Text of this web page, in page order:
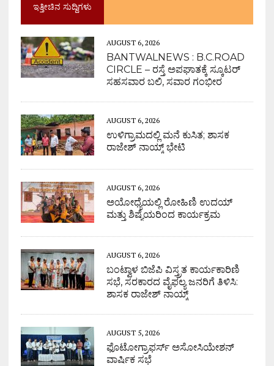
ಇತ್ತೀಚಿನ ಸುದ್ದಿಗಳು
AUGUST 6, 2026
BANTWALNEWS : B.C.ROAD
CIRCLE – ರಸ್ತೆ ಅಪಘಾತಕ್ಕೆ ಸ್ಕೂಟರ್
ಸಹಸವಾರ ಬಲಿ, ಸವಾರ ಗಂಭೀರ
AUGUST 6, 2026
ಉಳಿಗ್ರಾಮದಲ್ಲಿ ಮನೆ ಕುಸಿತ; ಶಾಸಕ
ರಾಜೇಶ್ ನಾಯ್ಕ್ ಭೇಟಿ
AUGUST 6, 2026
ಅಯೋಧ್ಯೆಯಲ್ಲಿ ರೋಹಿಣಿ ಉದಯ್
ಮತ್ತು ಶಿಷ್ಯೆಯರಿಂದ ಕಾರ್ಯಕ್ರಮ
AUGUST 6, 2026
ಬಂಟ್ವಾಳ ಬಿಜೆಪಿ ವಿಸ್ತ್ರತ ಕಾರ್ಯಕಾರಿಣಿ
ಸಭೆ, ಸರಕಾರದ ವೈಫಲ್ಯ ಜನರಿಗೆ ತಿಳಿಸಿ:
ಶಾಸಕ ರಾಜೇಶ್ ನಾಯ್ಕ್
AUGUST 5, 2026
ಫೊಟೋಗ್ರಾಫರ್ಸ್ ಅಸೋಸಿಯೇಶನ್
ವಾರ್ಷಿಕ ಸಭೆ